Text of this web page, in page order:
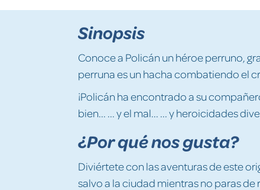
Sinopsis
Conoce a Policán un héroe perruno,
perruna es un hacha combatiendo el
¡Policán ha encontrado a su
bien... ... y el mal... ... y heroicidades
¿Por qué nos gusta?
Diviértete con las aventuras de este
salvo a la ciudad mientras no paras de